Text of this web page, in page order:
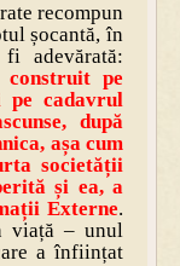
recompun
șocantă, în
adevărată:
construit pe
cadavrul
după
așa cum
societății
și ea, a
Externe.
viață – unul
a înființat